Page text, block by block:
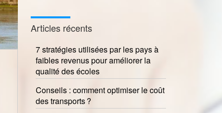
Articles récents
7 stratégies utilisées par les pays à
faibles revenus pour améliorer la
qualité des écoles
Conseils : comment optimiser le coût
des transports ?